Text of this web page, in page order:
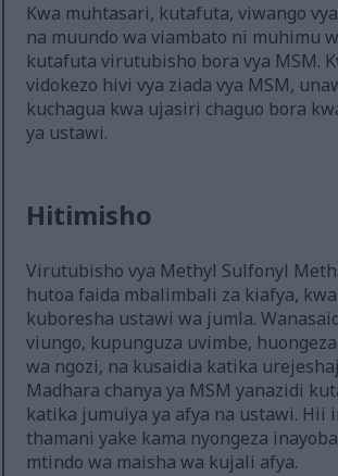
Kwa muhtasari, kutafuta, viwango
na muundo wa viambato ni muhimu
kutafuta virutubisho bora vya MSM.
vidokezo hivi vya ziada vya MSM,
kuchagua kwa ujasiri chaguo bora
ya ustawi.
Hitimisho
Virutubisho vya Methyl Sulfonyl
hutoa faida mbalimbali za kiafya,
kuboresha ustawi wa jumla.
viungo, kupunguza uvimbe,
wa ngozi, na kusaidia katika
Madhara chanya ya MSM yanazidi
katika jumuiya ya afya na ustawi. Hii
thamani yake kama nyongeza
mtindo wa maisha wa kujali afya.